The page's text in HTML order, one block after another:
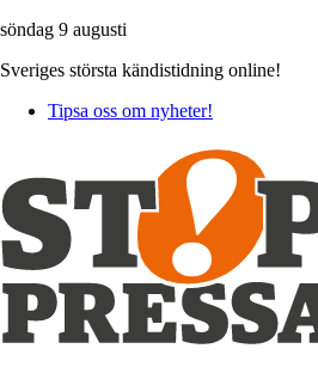
söndag 9 augusti
Sveriges största kändistidning online!
Tipsa oss om nyheter!